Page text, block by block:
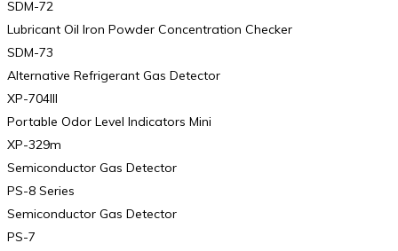
SDM-72
Lubricant Oil Iron Powder Concentration Checker
SDM-73
Alternative Refrigerant Gas Detector
XP-704III
Portable Odor Level Indicators Mini
XP-329m
Semiconductor Gas Detector
PS-8 Series
Semiconductor Gas Detector
PS-7